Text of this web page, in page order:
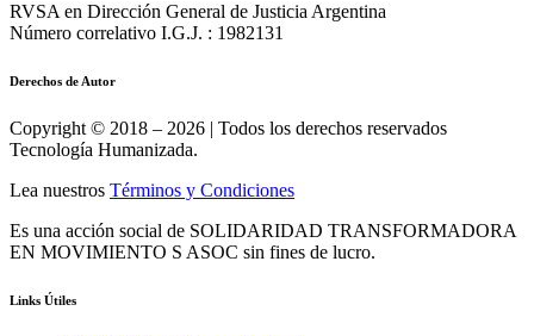
RVSA en Dirección General de Justicia Argentina
Número correlativo I.G.J. : 1982131
Derechos de Autor
Copyright © 2018 – 2026 | Todos los derechos reservados
Tecnología Humanizada.
Lea nuestros Términos y Condiciones
Es una acción social de SOLIDARIDAD TRANSFORMADORA
EN MOVIMIENTO S ASOC sin fines de lucro.
Links Útiles